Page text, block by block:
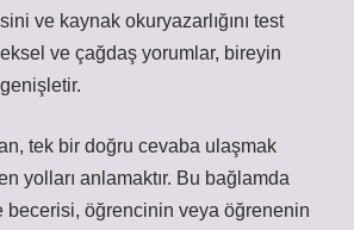
ve kaynak okuryazarlığını test
ve çağdaş yorumlar, bireyin
tek bir doğru cevaba ulaşmak
yolları anlamaktır. Bu bağlamda
becerisi, öğrencinin veya öğrenenin